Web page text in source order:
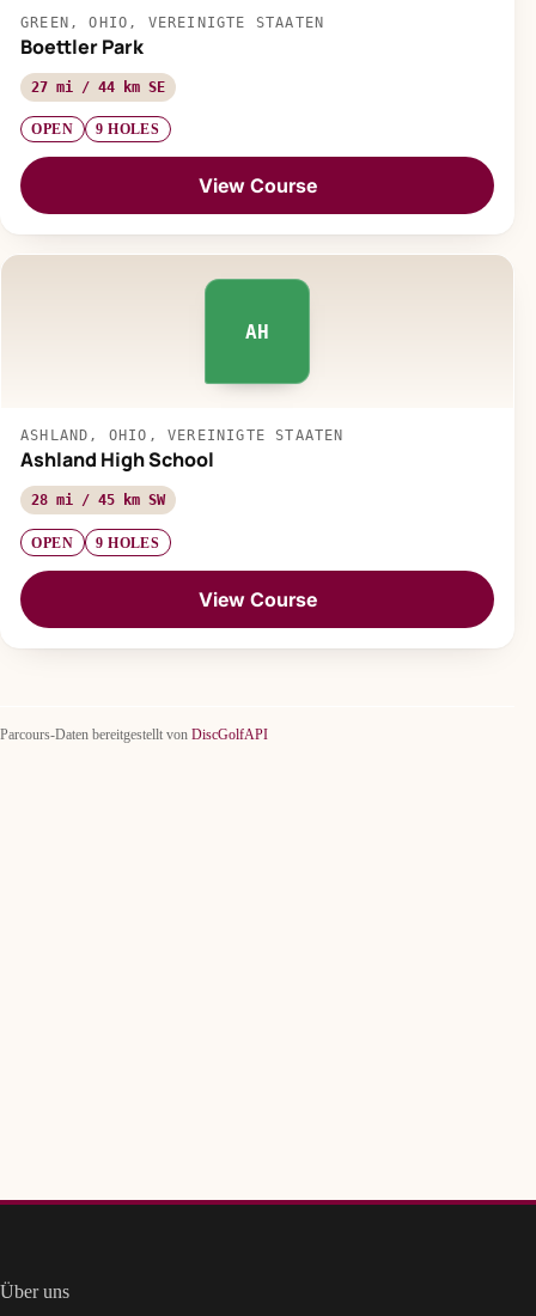
GREEN, OHIO, VEREINIGTE STAATEN
Boettler Park
27 mi / 44 km SE
OPEN 9 HOLES
View Course
AH
ASHLAND, OHIO, VEREINIGTE STAATEN
Ashland High School
28 mi / 45 km SW
OPEN 9 HOLES
View Course
Parcours-Daten bereitgestellt von DiscGolfAPI
Über uns